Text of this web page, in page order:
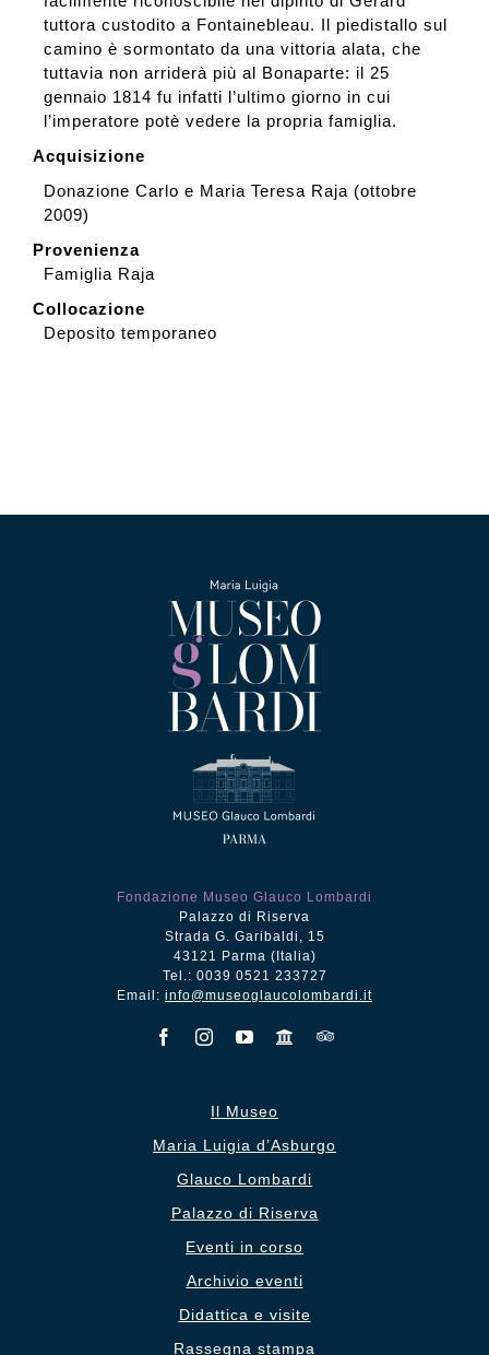
tuttora custodito a Fontainebleau. Il piedistallo sul
camino è sormontato da una vittoria alata, che
tuttavia non arriderà più al Bonaparte: il 25
gennaio 1814 fu infatti l’ultimo giorno in cui
l’imperatore potè vedere la propria famiglia.
Acquisizione
Donazione Carlo e Maria Teresa Raja (ottobre
2009)
Provenienza
Famiglia Raja
Collocazione
Deposito temporaneo
Fondazione Museo Glauco Lombardi
Palazzo di Riserva
Strada G. Garibaldi, 15
43121 Parma (Italia)
Tel.: 0039 0521 233727
Email: info@museoglaucolombardi.it
Il Museo
Maria Luigia d’Asburgo
Glauco Lombardi
Palazzo di Riserva
Eventi in corso
Archivio eventi
Didattica e visite
Rassegna stampa